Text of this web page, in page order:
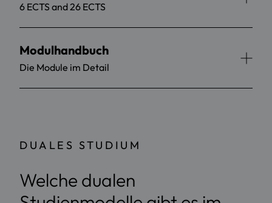
6 ECTS and 26 ECTS
Modulhandbuch
Die Module im Detail
DUALES STUDIUM
Welche dualen